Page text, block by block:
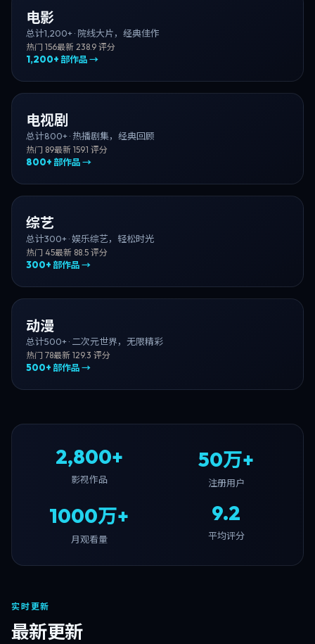
电影
总计1,200+· 院线大片，经典佳作
热门 156最新 238.9 评分
1,200+ 部作品 →
电视剧
总计800+· 热播剧集，经典回顾
热门 89最新 159.1 评分
800+ 部作品 →
综艺
总计300+·娱乐综艺，轻松时光
热门 45最新 88.5 评分
300+ 部作品 →
动漫
总计500+· 二次元世界，无限精彩
热门 78最新 129.3 评分
500+ 部作品 →
2,800+
影视作品
50万+
注册用户
1000万+
月观看量
9.2
平均评分
实时更新
最新更新